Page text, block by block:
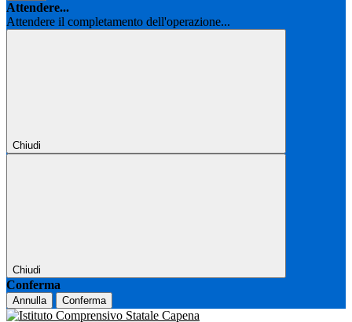
Attendere...
Attendere il completamento dell'operazione...
Chiudi
Chiudi
Conferma
Annulla Conferma